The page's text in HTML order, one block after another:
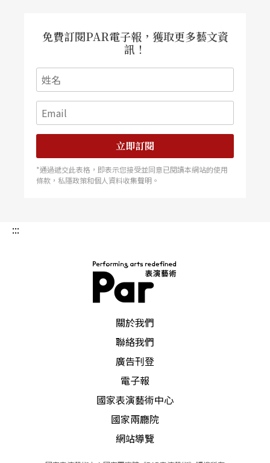
免費訂閱PAR電子報，獲取更多藝文資
訊！
立即訂閱
*通過遞交此表格，即表示您接受並同意已閱讀本網站的使用
條款，私隱政策和個人資料收集聲明。
:::
關於我們
聯絡我們
廣告刊登
電子報
國家表演藝術中心
國家兩廳院
網站導覽